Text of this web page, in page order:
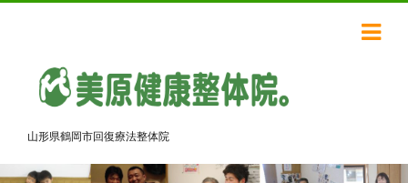
山形県鶴岡市回復療法整体院